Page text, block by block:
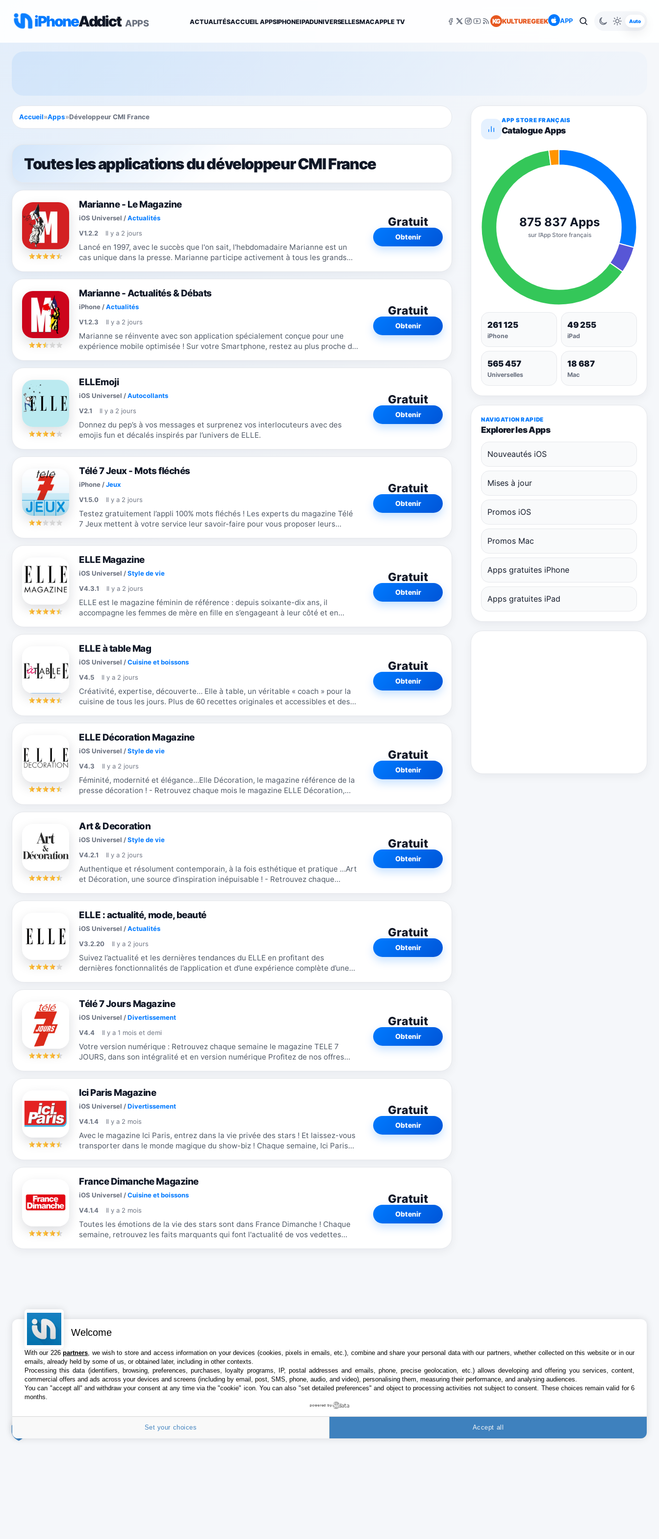
iPhoneAddict APPS ACTUALITÉSACCUEIL APPSIPHONEIPADUNIVERSELLESMACAPPLE TV KG KULTUREGEEK APP Auto
Accueil»Apps»Développeur CMI France
Toutes les applications du développeur CMI France
Marianne - Le Magazine
iOS Universel /Actualités
V1.2.2
Il y a 2 jours
Lancé en 1997, avec le succès que l'on sait, l'hebdomadaire Marianne est un
cas unique dans la presse. Marianne participe activement à tous les grands
Gratuit
Obtenir
Marianne - Actualités & Débats
iPhone /Actualités
V1.2.3
Il y a 2 jours
Marianne se réinvente avec son application spécialement conçue pour une
expérience mobile optimisée ! Sur votre Smartphone, restez au plus proche de
Gratuit
Obtenir
ELLEmoji
iOS Universel /Autocollants
V2.1
Il y a 2 jours
Donnez du pep’s à vos messages et surprenez vos interlocuteurs avec des
emojis fun et décalés inspirés par l’univers de ELLE.
Gratuit
Obtenir
Télé 7 Jeux - Mots fléchés
iPhone /Jeux
V1.5.0
Il y a 2 jours
Testez gratuitement l’appli 100% mots fléchés ! Les experts du magazine Télé
7 Jeux mettent à votre service leur savoir-faire pour vous proposer leurs
Gratuit
Obtenir
ELLE Magazine
iOS Universel /Style de vie
V4.3.1
Il y a 2 jours
ELLE est le magazine féminin de référence : depuis soixante-dix ans, il
accompagne les femmes de mère en fille en s’engageant à leur côté et en
Gratuit
Obtenir
ELLE à table Mag
iOS Universel /Cuisine et boissons
V4.5
Il y a 2 jours
Créativité, expertise, découverte… Elle à table, un véritable « coach » pour la
cuisine de tous les jours. Plus de 60 recettes originales et accessibles et des
Gratuit
Obtenir
ELLE Décoration Magazine
iOS Universel /Style de vie
V4.3
Il y a 2 jours
Féminité, modernité et élégance…Elle Décoration, le magazine référence de la
presse décoration ! - Retrouvez chaque mois le magazine ELLE Décoration,
Gratuit
Obtenir
Art & Decoration
iOS Universel /Style de vie
V4.2.1
Il y a 2 jours
Authentique et résolument contemporain, à la fois esthétique et pratique …Art
et Décoration, une source d’inspiration inépuisable ! - Retrouvez chaque
Gratuit
Obtenir
ELLE : actualité, mode, beauté
iOS Universel /Actualités
V3.2.20
Il y a 2 jours
Suivez l’actualité et les dernières tendances du ELLE en profitant des
dernières fonctionnalités de l’application et d’une expérience complète d’une
Gratuit
Obtenir
Télé 7 Jours Magazine
iOS Universel /Divertissement
V4.4
Il y a 1 mois et demi
Votre version numérique : Retrouvez chaque semaine le magazine TELE 7
JOURS, dans son intégralité et en version numérique Profitez de nos offres
Gratuit
Obtenir
Ici Paris Magazine
iOS Universel /Divertissement
V4.1.4
Il y a 2 mois
Avec le magazine Ici Paris, entrez dans la vie privée des stars ! Et laissez-vous
transporter dans le monde magique du show-biz ! Chaque semaine, Ici Paris
Gratuit
Obtenir
France Dimanche Magazine
iOS Universel /Cuisine et boissons
V4.1.4
Il y a 2 mois
Toutes les émotions de la vie des stars sont dans France Dimanche ! Chaque
semaine, retrouvez les faits marquants qui font l'actualité de vos vedettes
Gratuit
Obtenir
APP STORE FRANÇAIS
Catalogue Apps
261 125
iPhone
49 255
iPad
565 457
Universelles
18 687
Mac
NAVIGATION RAPIDE
Explorer les Apps
Nouveautés iOS
Mises à jour
Promos iOS
Promos Mac
Apps gratuites iPhone
Apps gratuites iPad
Welcome
With our 226partners, we wish to store and access information on your devices (cookies, pixels in emails, etc.), combine and share your personal data with our partners, whether collected on this website or in our
emails, already held by some of us, or obtained later, including in other contexts.
Processing this data (identifiers, browsing, preferences, purchases, loyalty programs, IP, postal addresses and emails, phone, precise geolocation, etc.) allows developing and offering you services, content,
commercial offers and ads across your devices and screens (including by email, post, SMS, phone, audio, and video), personalising them, measuring their performance, and analysing audiences.
You can "accept all" and withdraw your consent at any time via the "cookie" icon. You can also "set detailed preferences" and object to processing activities not subject to consent. These choices remain valid for 6
months.
powered by
Set your choices Accept all